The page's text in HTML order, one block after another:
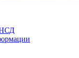
НСД